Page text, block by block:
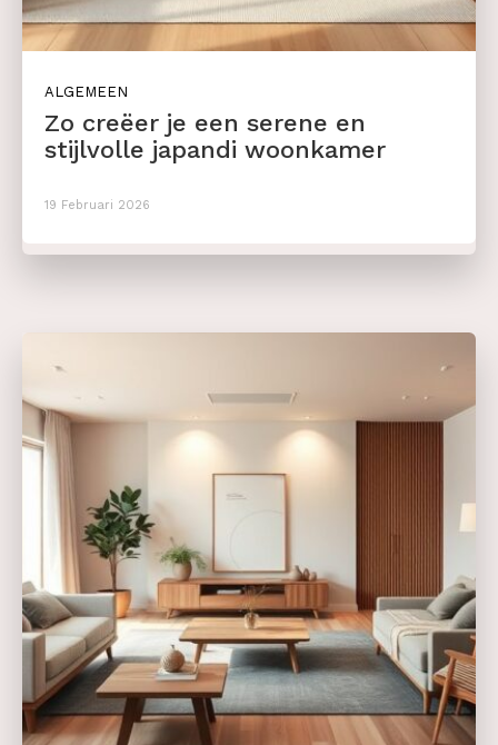
ALGEMEEN
Zo creëer je een serene en
stijlvolle japandi woonkamer
19 Februari 2026